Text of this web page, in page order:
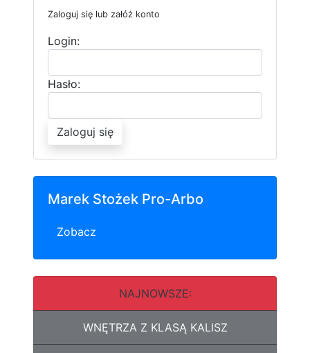
Zaloguj się lub załóż konto
Login:
Hasło:
Zaloguj się
Marek Stożek Pro-Arbo
Zobacz
NAJNOWSZE:
WNĘTRZA Z KLASĄ KALISZ